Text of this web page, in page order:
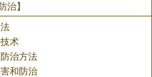
治】
术
治方法
和防治